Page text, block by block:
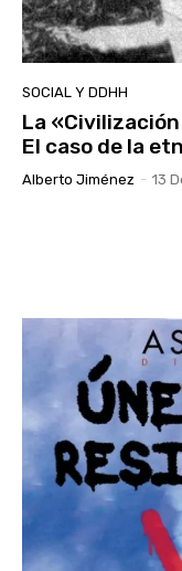
SOCIAL Y DDHH
La
El caso de la
Alberto Jiménez - 13